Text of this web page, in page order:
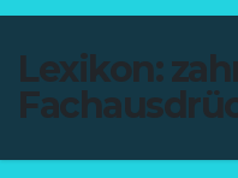
Lexikon: